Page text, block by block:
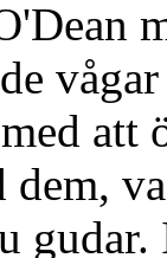
dem,